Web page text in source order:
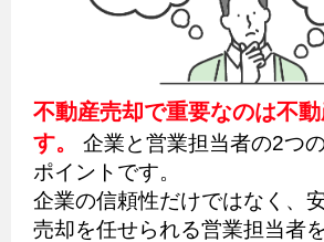
不動産売却で重要なのは不
す。
企業と営業担当者の2つ
ポイントです。
企業の信頼性だけではなく、
売却を任せられる営業担当者